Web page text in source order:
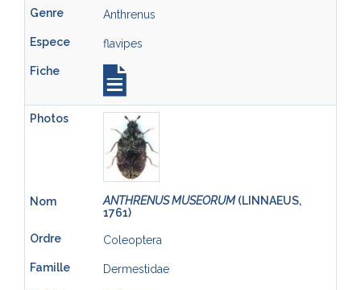
Anthrenus
flavipes
ANTHRENUS MUSEORUM(LINNAEUS,
1761)
Coleoptera
Dermestidae